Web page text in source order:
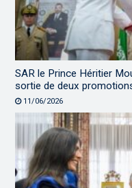
SAR le Prince Héritier
sortie de deux
11/06/2026